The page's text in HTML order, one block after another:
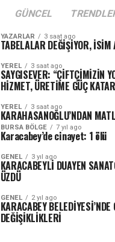
GÜNCEL
YAZARLAR 3 saat ago
TABELALAR DEĞİŞİYOR, İSİM
YEREL 3 saat ago
SAYGISEVER: “ÇİFTÇİMİZİN
HİZMET, ÜRETİME GÜÇ
YEREL 3 saat ago
KARAHASANOĞLU’NDAN
BURSA BÖLGE 7 yıl ago
Karacabey’de cinayet: 1 ölü
GENEL 3 yıl ago
KARACABEYLİ DUAYEN
ÜZDÜ
GENEL 2 yıl ago
KARACABEY BELEDİYESİ’NDE
DEĞİŞİKLİKLERİ